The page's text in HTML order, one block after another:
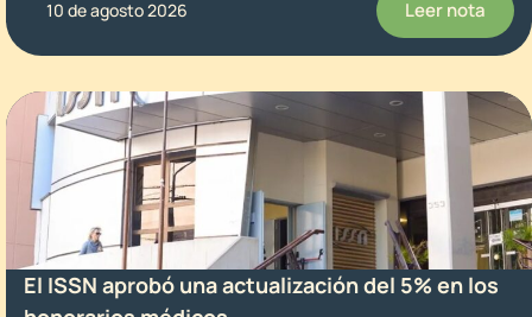
10 de agosto 2026 Leer nota
El ISSN aprobó una actualización del 5% en los